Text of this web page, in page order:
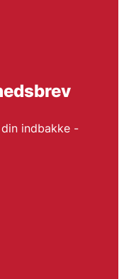
indbakke -